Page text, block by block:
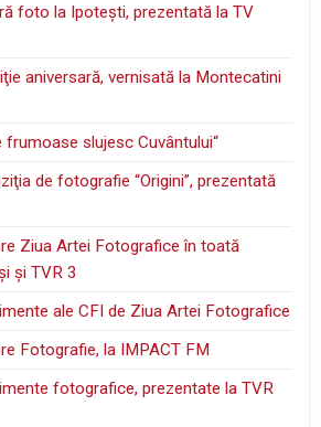
foto la Ipoteşti, prezentată la TV
aniversară, vernisată la Montecatini
slujesc Cuvântului“
de fotografie “Origini”, prezentată
Ziua Artei Fotografice în toată
şi TVR 3
ale CFI de Ziua Artei Fotografice
Fotografie, la IMPACT FM
fotografice, prezentate la TVR